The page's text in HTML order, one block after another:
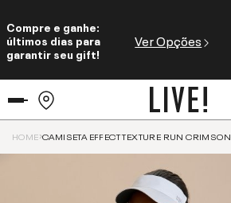
Compre e ganhe:
últimos dias para
garantir seu gift!
Ver Opções
HOME CAMISETA EFFECT TEXTURE RUN CRIMSON